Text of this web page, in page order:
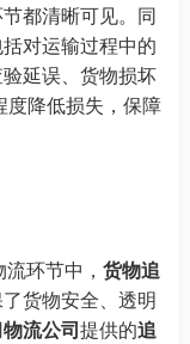
都清晰可见。同
对运输过程中的
延误、货物损坏
度降低损失，保障
环节中， 货物追
货物安全、透明
物流公司提供的追